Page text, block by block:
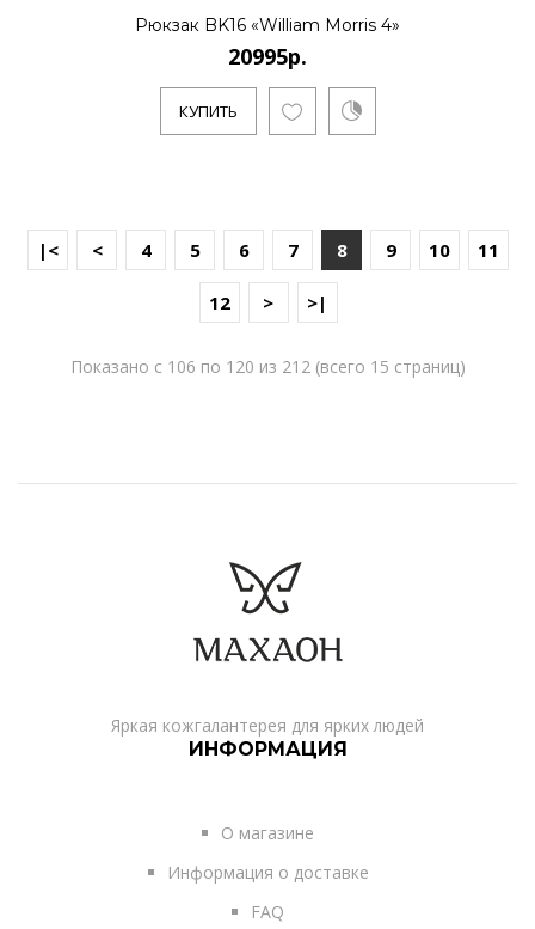
Рюкзак BK16 «William Morris 4»
20995р.
КУПИТЬ
|< < 4 5 6 7 8 9 10 11
12 > >|
Показано с 106 по 120 из 212 (всего 15 страниц)
Яркая кожгалантерея для ярких людей
ИНФОРМАЦИЯ
О магазине
Информация о доставке
FAQ